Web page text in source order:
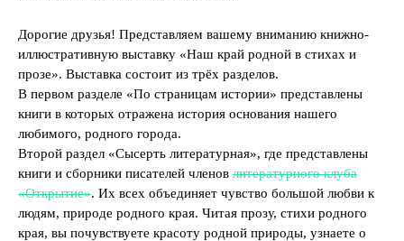
Дорогие друзья! Представляем вашему вниманию книжно-
иллюстративную выставку «Наш край родной в стихах и
прозе». Выставка состоит из трёх разделов.
В первом разделе «По страницам истории» представлены
книги в которых отражена история основания нашего
любимого, родного города.
Второй раздел «Сысерть литературная», где представлены
книги и сборники писателей членов литературного клуба
«Открытие». Их всех объединяет чувство большой любви к
людям, природе родного края. Читая прозу, стихи родного
края, вы почувствуете красоту родной природы, узнаете о